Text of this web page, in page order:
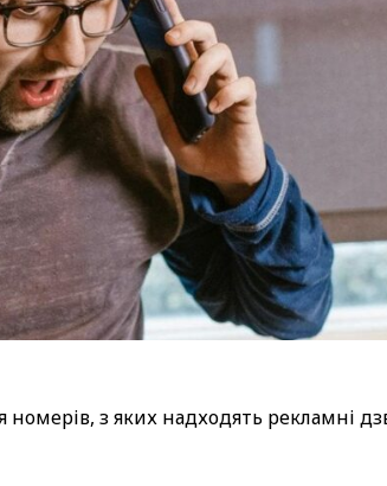
номерів, з яких надходять рекламні